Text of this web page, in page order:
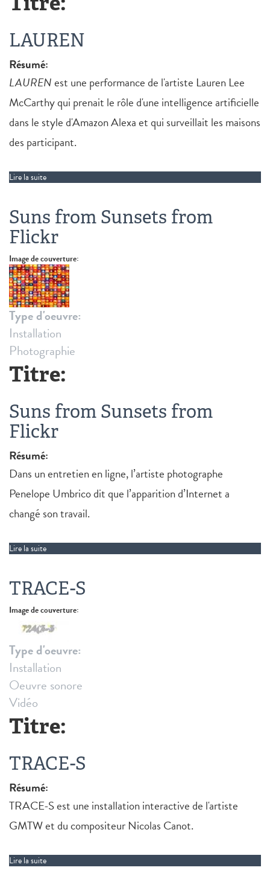
LAUREN
Résumé:
LAURENest une performance de l'artiste Lauren Lee
McCarthy qui prenait le rôle d'une intelligence artificielle
dans le style d'Amazon Alexa et qui surveillait les maisons
des participant.
Lire la suite
Suns from Sunsets from
Flickr
Image de couverture:
Type d'oeuvre:
Installation
Photographie
Titre:
Suns from Sunsets from
Flickr
Résumé:
Dans un entretien en ligne, l’artiste photographe
Penelope Umbrico dit que l’apparition d’Internet a
changé son travail.
Lire la suite
TRACE-S
Image de couverture:
Type d'oeuvre:
Installation
Oeuvre sonore
Vidéo
Titre:
TRACE-S
Résumé:
TRACE-S est une installation interactive de l'artiste
GMTW et du compositeur Nicolas Canot.
Lire la suite